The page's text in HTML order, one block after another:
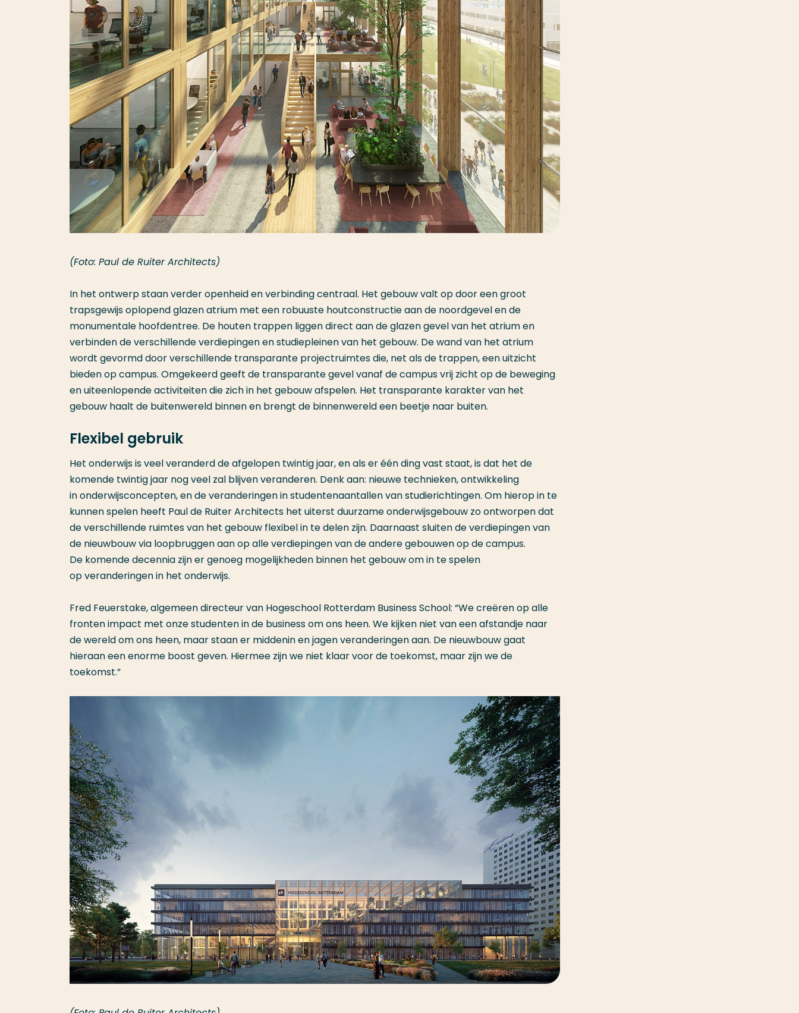
(Foto: Paul de Ruiter Architects)
In het ontwerp staan verder openheid en verbinding centraal. Het gebouw valt op door een groot
trapsgewijs oplopend glazen atrium met een robuuste houtconstructie aan de noordgevel en de
monumentale hoofdentree. De houten trappen liggen direct aan de glazen gevel van het atrium en
verbinden de verschillende verdiepingen en studiepleinen van het gebouw. De wand van het atrium
wordt gevormd door verschillende transparante projectruimtes die, net als de trappen, een uitzicht
bieden op campus. Omgekeerd geeft de transparante gevel vanaf de campus vrij zicht op de beweging
en uiteenlopende activiteiten die zich in het gebouw afspelen. Het transparante karakter van het
gebouw haalt de buitenwereld binnen en brengt de binnenwereld een beetje naar buiten.
Flexibel gebruik
Het onderwijs is veel veranderd de afgelopen twintig jaar, en als er één ding vast staat, is dat het de
komende twintig jaar nog veel zal blijven veranderen. Denk aan: nieuwe technieken, ontwikkeling
in onderwijsconcepten, en de veranderingen in studentenaantallen van studierichtingen. Om hierop in te
kunnen spelen heeft Paul de Ruiter Architects het uiterst duurzame onderwijsgebouw zo ontworpen dat
de verschillende ruimtes van het gebouw flexibel in te delen zijn. Daarnaast sluiten de ver­diepingen van
de nieuwbouw via loopbruggen aan op alle verdiepingen van de andere gebouwen op de campus.
De komende decennia zijn er genoeg mogelijkheden binnen het gebouw om in te spelen
op veranderingen in het onderwijs.
Fred Feuerstake, algemeen directeur van Hogeschool Rotterdam Business School: “We creëren op alle
fronten impact met onze studenten in de business om ons heen. We kijken niet van een afstandje naar
de wereld om ons heen, maar staan er middenin en jagen veranderingen aan. De nieuwbouw gaat
hieraan een enorme boost geven. Hiermee zijn we niet klaar voor de toekomst, maar zijn we de
toekomst.”